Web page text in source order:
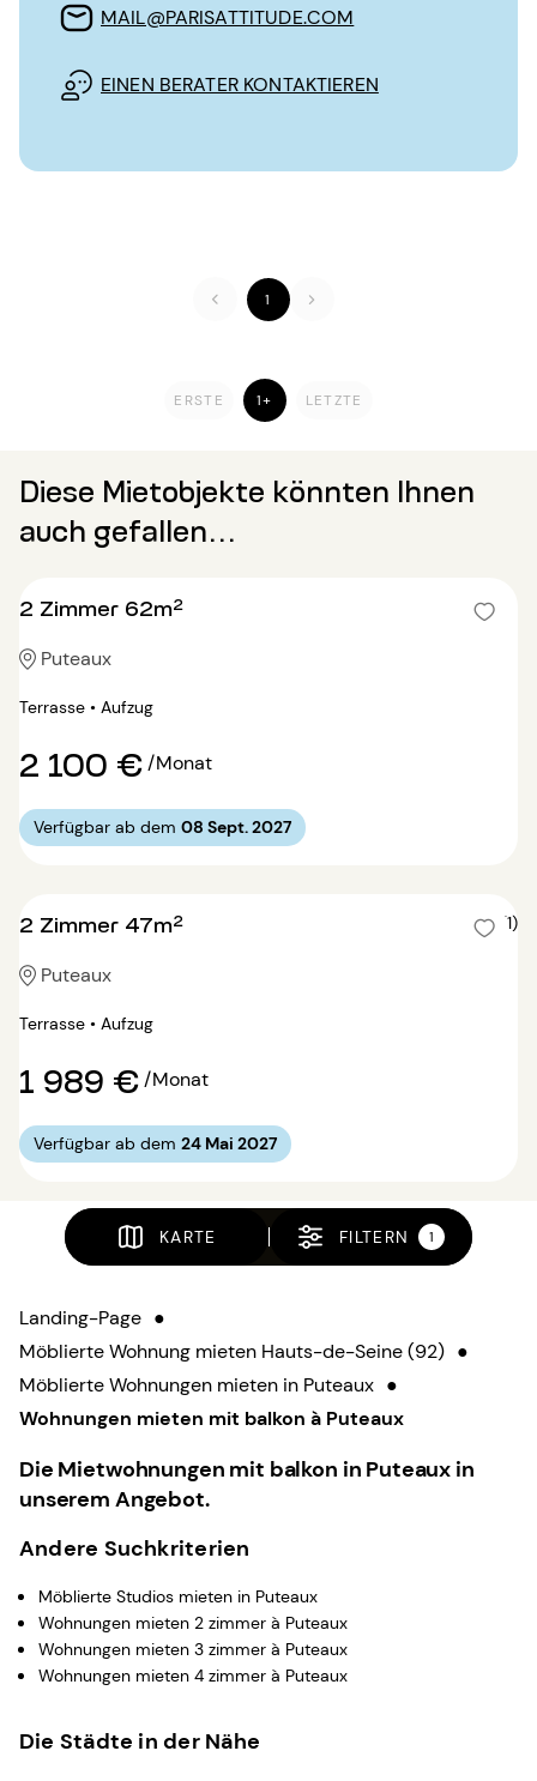
MAIL@PARISATTITUDE.COM
EINEN BERATER KONTAKTIEREN
1
ERSTE 1+ LETZTE
Diese Mietobjekte könnten Ihnen
auch gefallen...
2 Zimmer 62m²
Puteaux
Terrasse • Aufzug
2 100 €/Monat
Verfügbar ab dem 08 Sept. 2027
2 Zimmer 47m² 5 (1)
Puteaux
Terrasse • Aufzug
1 989 €/Monat
Verfügbar ab dem 24 Mai 2027
KARTE FILTERN 1
Landing-Page ●
Möblierte Wohnung mieten Hauts-de-Seine (92) ●
Möblierte Wohnungen mieten in Puteaux ●
Wohnungen mieten mit balkon à Puteaux
Die Mietwohnungen mit balkon in Puteaux in
unserem Angebot.
Andere Suchkriterien
Möblierte Studios mieten in Puteaux
Wohnungen mieten 2 zimmer à Puteaux
Wohnungen mieten 3 zimmer à Puteaux
Wohnungen mieten 4 zimmer à Puteaux
Die Städte in der Nähe